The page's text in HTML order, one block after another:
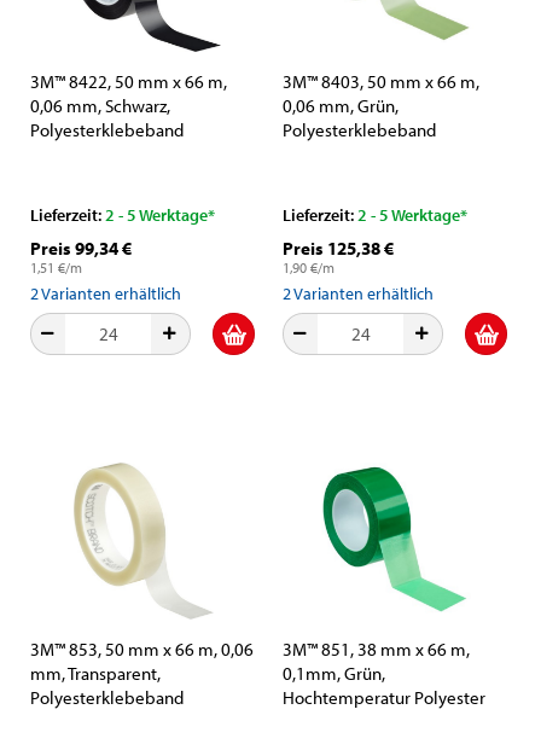
3M™ 8422, 50 mm x 66 m,
0,06 mm, Schwarz,
Polyesterklebeband
Lieferzeit:2 - 5 Werktage*
Preis 99,34 €
1,51 €/m
2Varianten erhältlich
3M™ 8403, 50 mm x 66 m,
0,06 mm, Grün,
Polyesterklebeband
Lieferzeit:2 - 5 Werktage*
Preis 125,38 €
1,90 €/m
2Varianten erhältlich
3M™ 853, 50 mm x 66 m, 0,06
mm, Transparent,
Polyesterklebeband
3M™ 851, 38 mm x 66 m,
0,1mm, Grün,
Hochtemperatur Polyester